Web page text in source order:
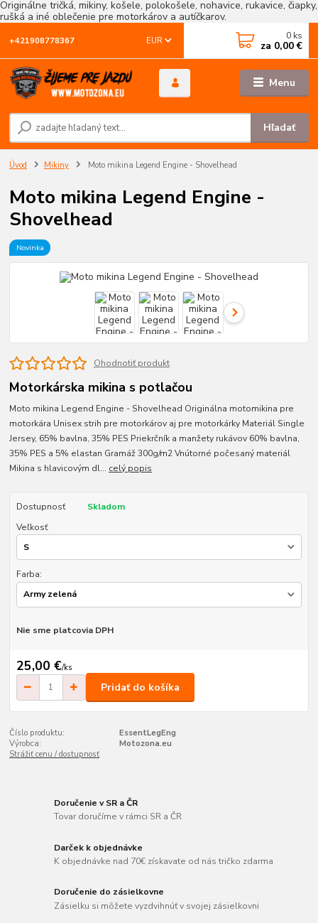
Originálne tričká, mikiny, košele, polokošele, nohavice, rukavice, čiapky,
rušká a iné oblečenie pre motorkárov a autíčkarov.
Menu
EUR
Hľadať
+421908778367 0 ks
za 0,00 €
Úvod Mikiny Moto mikina Legend Engine - Shovelhead
Moto mikina Legend Engine -
Shovelhead
Novinka
Ohodnotiť produkt
Motorkárska mikina s potlačou
Moto mikina Legend Engine - Shovelhead Originálna motomikina pre
motorkára Unisex strih pre motorkárov aj pre motorkárky Materiál Single
Jersey, 65% bavlna, 35% PES Priekrčník a manžety rukávov 60% bavlna,
35% PES a 5% elastan Gramáž 300g/m2 Vnútorné počesaný materiál
Mikina s hlavicovým dl... celý popis
Dostupnosť
Skladom
Veľkosť
Farba:
Nie sme platcovia DPH
25,00 €/ks
Pridať do košíka
Číslo produktu:
EssentLegEng
Výrobca:
Motozona.eu
Strážiť cenu / dostupnosť
Doručenie v SR a ČR
Tovar doručíme v rámci SR a ČR
Darček k objednávke
K objednávke nad 70€ získavate od nás tričko zdarma
Doručenie do zásielkovne
Zásielku si môžete vyzdvihnúť v svojej zásielkovni